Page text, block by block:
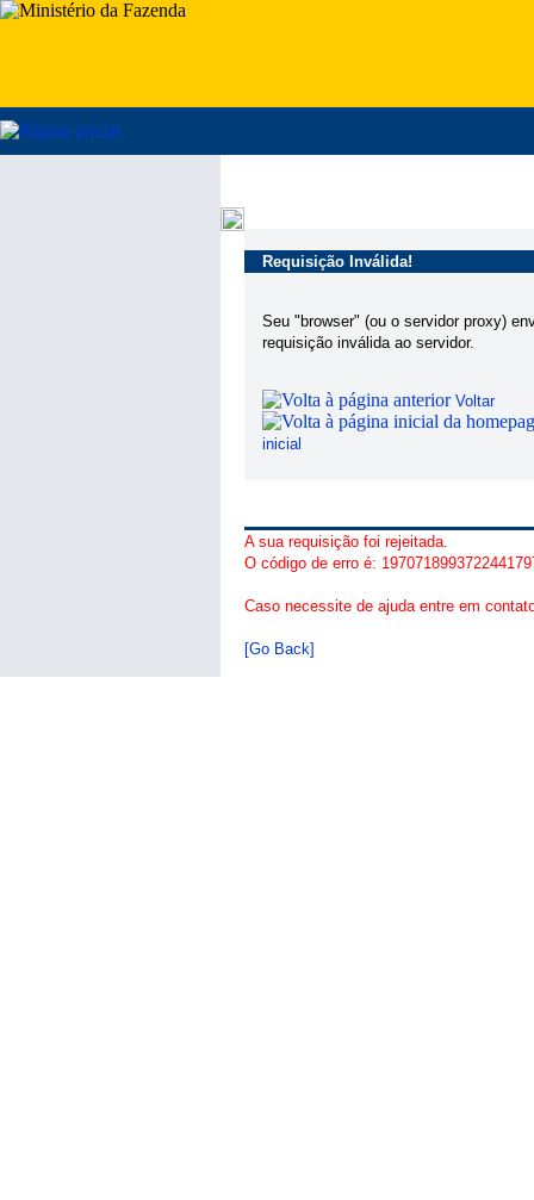
Requisição Inválida!
Seu "browser" (ou o servidor proxy)
requisição inválida ao servidor.
Voltar
inicial
A sua requisição foi rejeitada.
O código de erro é:
Caso necessite de ajuda entre em
[Go Back]